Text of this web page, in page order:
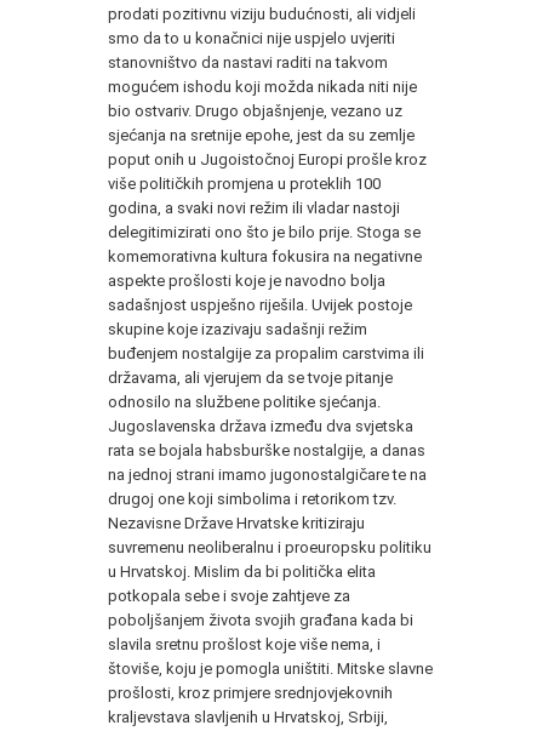
prodati pozitivnu viziju budućnosti, ali vidjeli
smo da to u konačnici nije uspjelo uvjeriti
stanovništvo da nastavi raditi na takvom
mogućem ishodu koji možda nikada niti nije
bio ostvariv. Drugo objašnjenje, vezano uz
sjećanja na sretnije epohe, jest da su zemlje
poput onih u Jugoistočnoj Europi prošle kroz
više političkih promjena u proteklih 100
godina, a svaki novi režim ili vladar nastoji
delegitimizirati ono što je bilo prije. Stoga se
komemorativna kultura fokusira na negativne
aspekte prošlosti koje je navodno bolja
sadašnjost uspješno riješila. Uvijek postoje
skupine koje izazivaju sadašnji režim
buđenjem nostalgije za propalim carstvima ili
državama, ali vjerujem da se tvoje pitanje
odnosilo na službene politike sjećanja.
Jugoslavenska država između dva svjetska
rata se bojala habsburške nostalgije, a danas
na jednoj strani imamo jugonostalgičare te na
drugoj one koji simbolima i retorikom tzv.
Nezavisne Države Hrvatske kritiziraju
suvremenu neoliberalnu i proeuropsku politiku
u Hrvatskoj. Mislim da bi politička elita
potkopala sebe i svoje zahtjeve za
poboljšanjem života svojih građana kada bi
slavila sretnu prošlost koje više nema, i
štoviše, koju je pomogla uništiti. Mitske slavne
prošlosti, kroz primjere srednjovjekovnih
kraljevstava slavljenih u Hrvatskoj, Srbiji,